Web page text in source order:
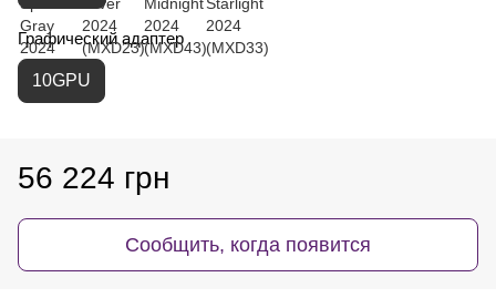
Графический адаптер
10GPU
56 224 грн
Сообщить, когда появится